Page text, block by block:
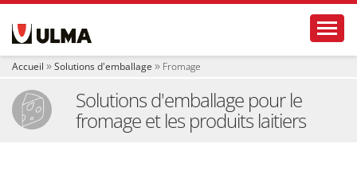
i
Accueil Solutions d'emballage Fromage
Solutions d'emballage pour le
fromage et les produits laitiers